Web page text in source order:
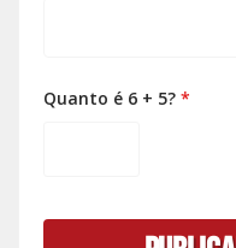
Quanto é 6 + 5? *